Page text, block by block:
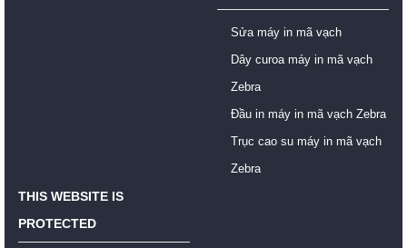
Sửa máy in mã vạch
Dây curoa máy in mã vạch
Zebra
Đầu in máy in mã vạch Zebra
Trục cao su máy in mã vạch
Zebra
THIS WEBSITE IS
PROTECTED